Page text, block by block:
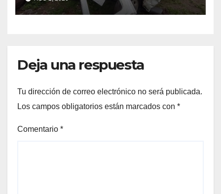
Deja una respuesta
Tu dirección de correo electrónico no será publicada.
Los campos obligatorios están marcados con *
Comentario *